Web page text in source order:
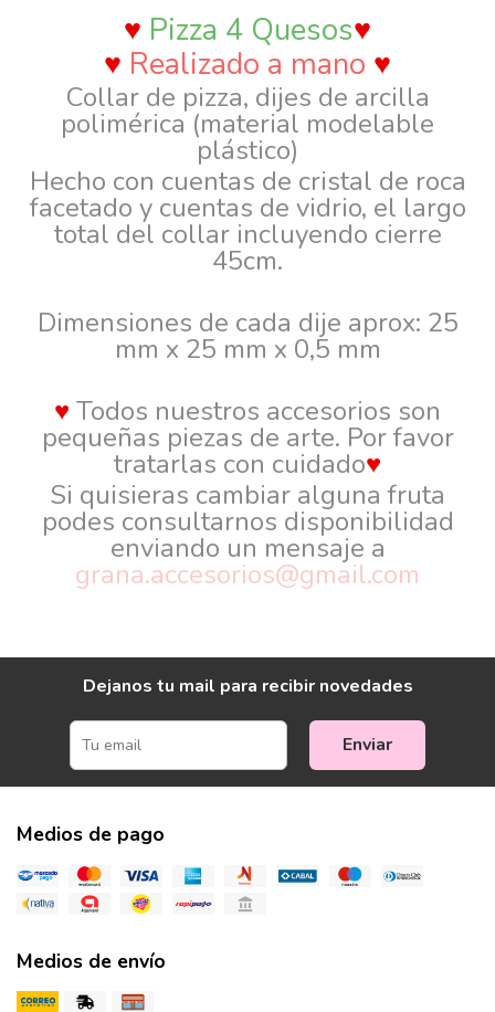
♥ Pizza 4 Quesos♥
♥ Realizado a mano ♥
Collar de pizza, dijes de arcilla
polimérica (material modelable
plástico)
Hecho con cuentas de cristal de roca
facetado y cuentas de vidrio, el largo
total del collar incluyendo cierre
45cm.
Dimensiones de cada dije aprox: 25
mm x 25 mm x 0,5 mm
♥ Todos nuestros accesorios son
pequeñas piezas de arte. Por favor
tratarlas con cuidado♥
Si quisieras cambiar alguna fruta
podes consultarnos disponibilidad
enviando un mensaje a
grana.accesorios@gmail.com
Dejanos tu mail para recibir novedades
Enviar
Medios de pago
Medios de envío